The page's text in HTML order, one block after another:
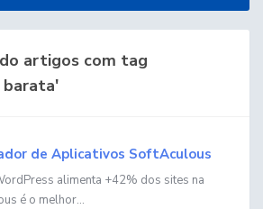
artigos com tag
barata'
de Aplicativos SoftAculous
alimenta +42% dos sites na
é o melhor...